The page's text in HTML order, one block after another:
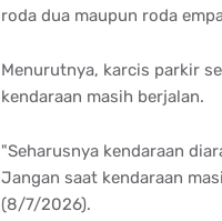
roda dua maupun roda
Menurutnya, karcis parkir
kendaraan masih berjalan.
"Seharusnya kendaraan
Jangan saat kendaraan
(8/7/2026).